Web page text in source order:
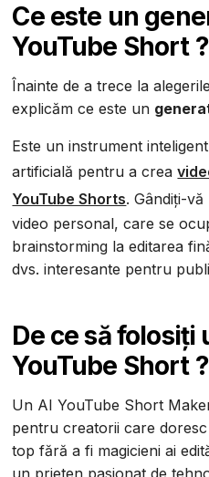
Ce este un
YouTube Short ?
Înainte de a trece la
explicăm ce este un
Este un instrument
artificială pentru a crea
YouTube Shorts. Gândiți-
video personal, care se
brainstorming la editarea
dvs. interesante pentru
De ce să
YouTube Short ?
Un AI YouTube Short
pentru creatorii care
top fără a fi magicieni ai